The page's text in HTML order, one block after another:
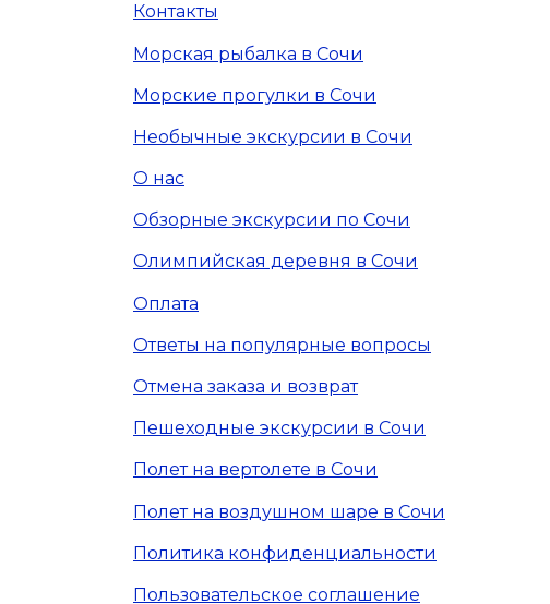
Контакты
Морская рыбалка в Сочи
Морские прогулки в Сочи
Необычные экскурсии в Сочи
О нас
Обзорные экскурсии по Сочи
Олимпийская деревня в Сочи
Оплата
Ответы на популярные вопросы
Отмена заказа и возврат
Пешеходные экскурсии в Сочи
Полет на вертолете в Сочи
Полет на воздушном шаре в Сочи
Политика конфиденциальности
Пользовательское соглашение